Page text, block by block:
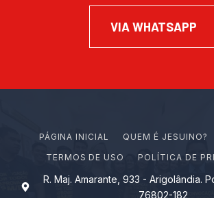
VIA WHATSAPP
PÁGINA INICIAL Q U EM É J ES U I N O?
TERMOS DE USO
POLÍTICA DE
R. Maj. Amarante, 933 - Arigolândia.
76802-182